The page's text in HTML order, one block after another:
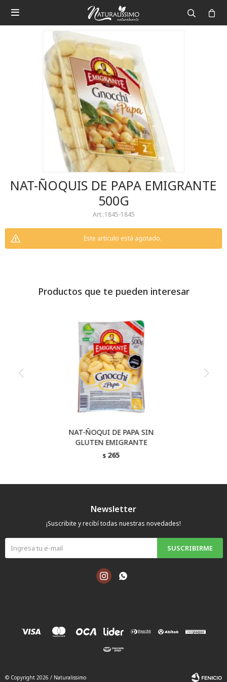

NAT-ÑOQUIS DE PAPA EMIGRANTE
500G
1845-1845
Este artículo está agotado.
Productos que te pueden interesar
NAT-ÑOQUI DE PAPA SIN
GLUTEN EMIGRANTE
$ 265
Newsletter
¡Suscribite y recibí todas nuestras novedades!
SUSCRIBIRME
 
© Copyright 2026 / Naturalissimo